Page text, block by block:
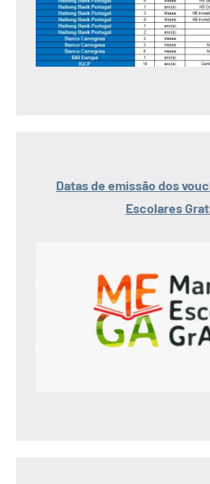
Datas de emissão dos
Escolares